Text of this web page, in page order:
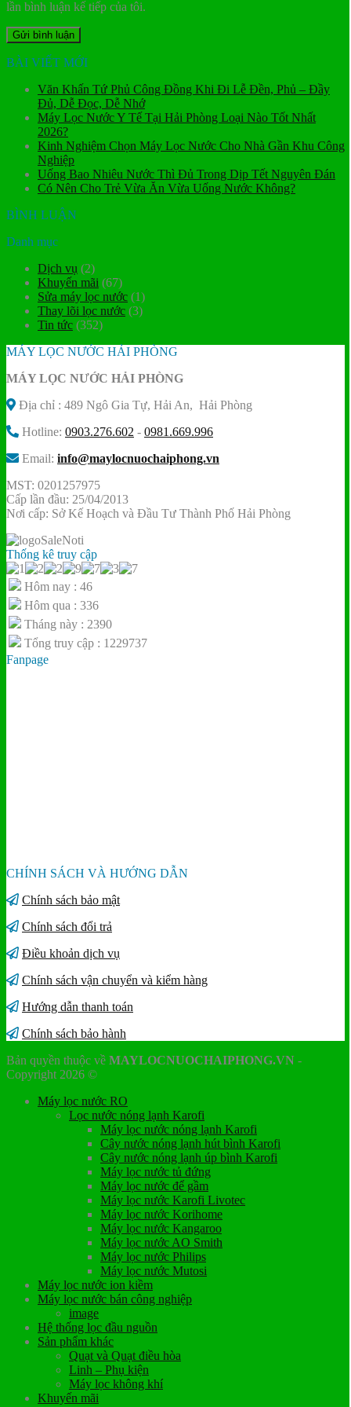
lần bình luận kế tiếp của tôi.
BÀI VIẾT MỚI
Văn Khấn Tứ Phủ Công Đồng Khi Đi Lễ Đền, Phủ – Đầy
Đủ, Dễ Đọc, Dễ Nhớ
Máy Lọc Nước Y Tế Tại Hải Phòng Loại Nào Tốt Nhất
2026?
Kinh Nghiệm Chọn Máy Lọc Nước Cho Nhà Gần Khu Công
Nghiệp
Uống Bao Nhiêu Nước Thì Đủ Trong Dịp Tết Nguyên Đán
Có Nên Cho Trẻ Vừa Ăn Vừa Uống Nước Không?
BÌNH LUẬN
Danh mục
Dịch vụ (2)
Khuyến mãi (67)
Sửa máy lọc nước (1)
Thay lõi lọc nước (3)
Tin tức (352)
MÁY LỌC NƯỚC HẢI PHÒNG
MÁY LỌC NƯỚC HẢI PHÒNG
Địa chỉ : 489 Ngô Gia Tự, Hải An, Hải Phòng
Hotline: 0903.276.602 - 0981.669.996
Email: info@maylocnuochaiphong.vn
MST: 0201257975
Cấp lần đầu: 25/04/2013
Nơi cấp: Sở Kế Hoạch và Đầu Tư Thành Phố Hải Phòng
Thống kê truy cập
Hôm nay : 46
Hôm qua : 336
Tháng này : 2390
Tổng truy cập : 1229737
Fanpage
CHÍNH SÁCH VÀ HƯỚNG DẪN
Chính sách bảo mật
Chính sách đổi trả
Điều khoản dịch vụ
Chính sách vận chuyển và kiểm hàng
Hướng dẫn thanh toán
Chính sách bảo hành
Bản quyền thuộc về MAYLOCNUOCHAIPHONG.VN -
Copyright 2026 ©
Máy lọc nước RO
Lọc nước nóng lạnh Karofi
Máy lọc nước nóng lạnh Karofi
Cây nước nóng lạnh hút bình Karofi
Cây nước nóng lạnh úp bình Karofi
Máy lọc nước tủ đứng
Máy lọc nước để gầm
Máy lọc nước Karofi Livotec
Máy lọc nước Korihome
Máy lọc nước Kangaroo
Máy lọc nước AO Smith
Máy lọc nước Philips
Máy lọc nước Mutosi
Máy lọc nước ion kiềm
Máy lọc nước bán công nghiệp
image
Hệ thống lọc đầu nguồn
Sản phẩm khác
Quạt và Quạt điều hòa
Linh – Phụ kiện
Máy lọc không khí
Khuyến mãi